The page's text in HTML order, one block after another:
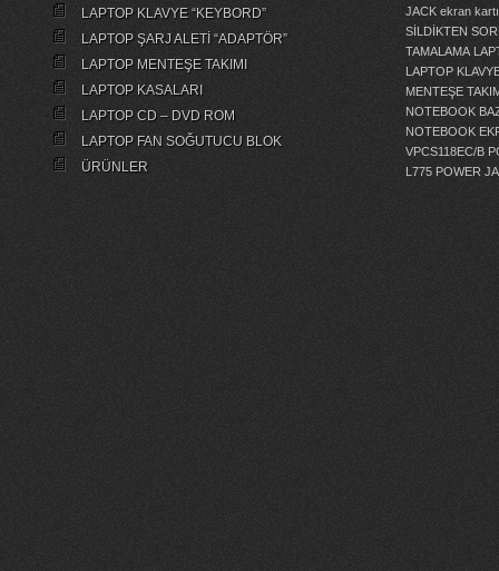
LAPTOP KLAVYE “KEYBORD”
LAPTOP ŞARJ ALETİ “ADAPTÖR”
LAPTOP MENTEŞE TAKIMI
LAPTOP KASALARI
LAPTOP CD – DVD ROM
LAPTOP FAN SOĞUTUCU BLOK
ÜRÜNLER
JACK ekran
SİLDİKTEN
TAMALAMA
LAPTOP
MENTEŞE
NOTEBOOK
NOTEBOOK
VPCS118EC/B
L775 POWER